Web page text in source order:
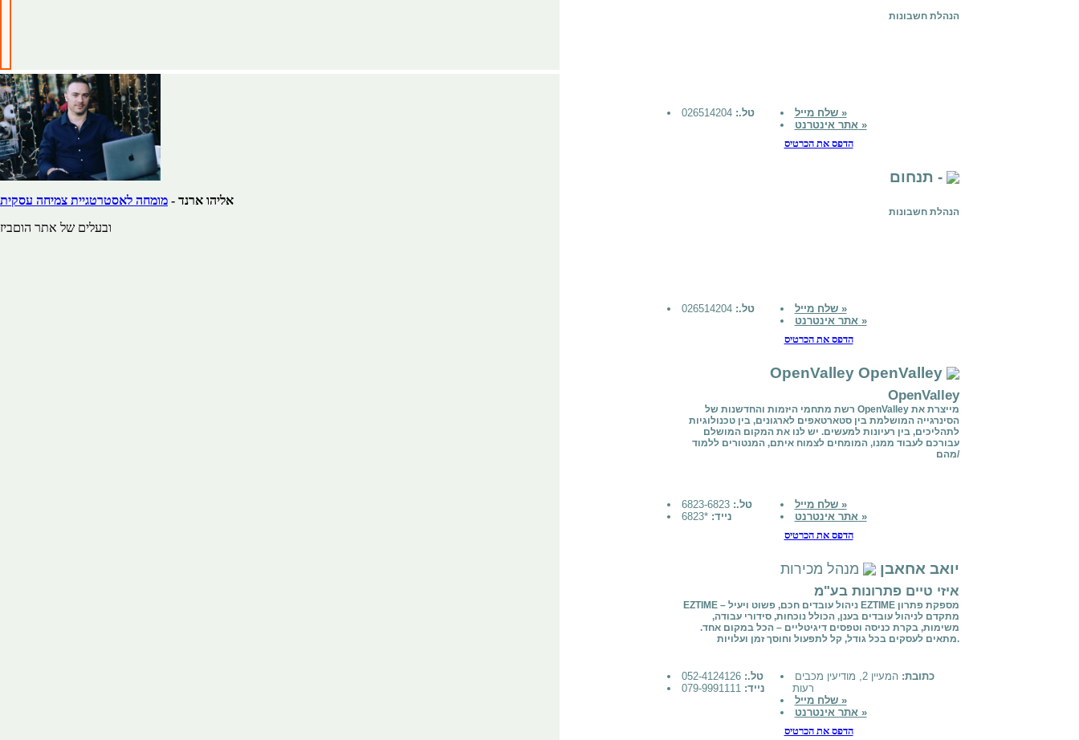
אליהו ארנד - מומחה לאסטרטגיית צמיחה עסקית
ובעלים של אתר הוםביז
הנהלת חשבונות
טל.: 026514204
שלח מייל »
אתר אינטרנט »
הדפס את הכרטיס
תנחום -
הנהלת חשבונות
טל.: 026514204
שלח מייל »
אתר אינטרנט »
הדפס את הכרטיס
OpenValley OpenValley
OpenValley
רשת מתחמי היזמות והחדשנות של OpenValley מייצרת את
הסינרגייה המושלמת בין סטארטאפים לארגונים, בין טכנולוגיות
לתהליכים, בין רעיונות למעשים. יש לנו את המקום המושלם
עבורכם לעבוד ממנו, המומחים לצמוח איתם, המנטורים ללמוד
מהם/
טל.: 6823-6823
נייד: *6823
שלח מייל »
אתר אינטרנט »
הדפס את הכרטיס
יואב אחאבן מנהל מכירות
איזי טיים פתרונות בע"מ
EZTIME – ניהול עובדים חכם, פשוט ויעיל EZTIME מספקת פתרון
מתקדם לניהול עובדים בענן, הכולל נוכחות, סידורי עבודה,
משימות, בקרת כניסה וטפסים דיגיטליים – הכל במקום אחד.
מתאים לעסקים בכל גודל, קל לתפעול וחוסך זמן ועלויות.
טל.: 052-4124126
נייד:
כתובת:
המעיין 2, מודיעין מכבים
רעות
שלח מייל »
אתר אינטרנט »
הדפס את הכרטיס